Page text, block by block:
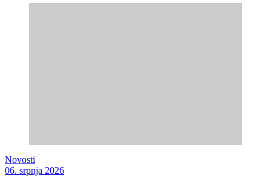
Novosti
06. srpnja 2026